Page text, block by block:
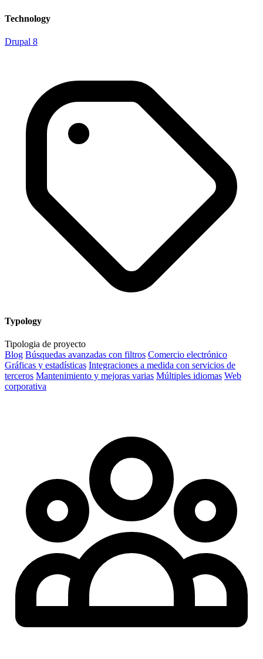
Technology
Drupal 8
Typology
Tipologia de proyecto
Blog Búsquedas avanzadas con filtros Comercio electrónico
Gráficas y estadísticas Integraciones a medida con servicios de
terceros Mantenimiento y mejoras varias Múltiples idiomas Web
corporativa